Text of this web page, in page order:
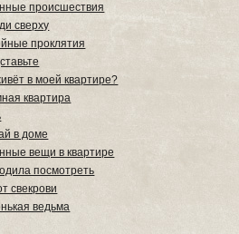
происшествия
сверху
проклятия
в моей квартире?
квартира
в доме
вещи в квартире
посмотреть
свекрови
ведьма